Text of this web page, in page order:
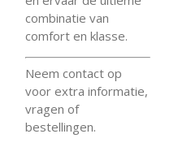
combinatie van
comfort en klasse.
Neem contact op
voor extra informatie,
vragen of
bestellingen.